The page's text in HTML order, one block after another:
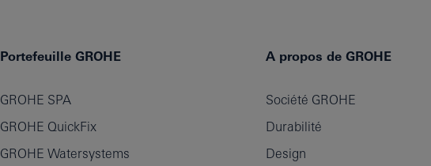
Portefeuille GROHE
GROHE SPA
GROHE QuickFix
GROHE Watersystems
A propos de GROHE
Société GROHE
Durabilité
Design